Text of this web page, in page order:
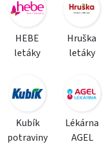
HEBE
letáky
Hruška
letáky
Kubík
potraviny
Lékárna
AGEL